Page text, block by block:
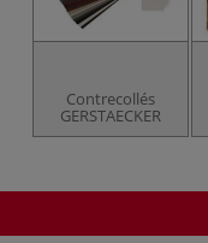
Contrecollés
GERSTAECKER